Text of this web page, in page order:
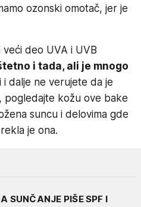
ozonski omotač, jer je
deo UVA i UVB
i tada, ali je mnogo
i dalje ne verujete da je
, pogledajte kožu ove bake
suncu i delovima gde
je ona.
SUNČANJE PIŠE SPF I